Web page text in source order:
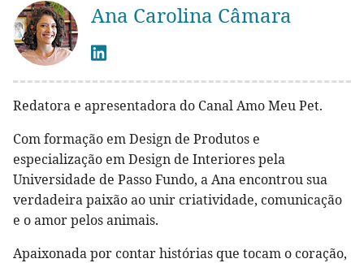
Ana Carolina Câmara
Redatora e apresentadora do Canal Amo Meu Pet.
Com formação em Design de Produtos e
especialização em Design de Interiores pela
Universidade de Passo Fundo, a Ana encontrou sua
verdadeira paixão ao unir criatividade, comunicação
e o amor pelos animais.
Apaixonada por contar histórias que tocam o coração,